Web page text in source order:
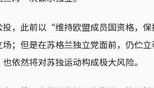
投，此前以“维持欧盟成员国资格，
；但是在苏格兰独立党面前，仍伫
依然将对苏独运动构成极大风险。